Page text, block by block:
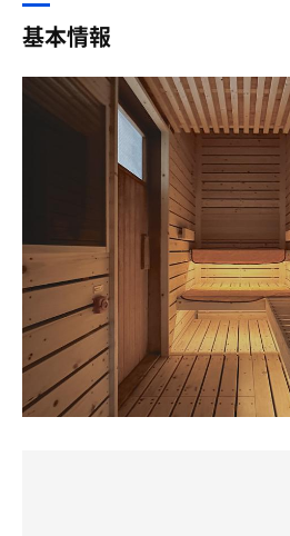
足していたらキンキンに🚰
ゆったり座るとサイコウだった
15時から17時ごろまで小鳥た
ぴー鳴いていて、露天の岩場
園🐦‍⬛🦜🕊️🪽カケスっていう
ーっと飛んできていて、水を
大きかったから、わたしのサ
っと心配だった笑笑
外気温が2度ほどだったので（
けど）寒くて椅子での外気浴
身浴しながら野鳥観察して本当
温泉の泉質はアルカリ泉で無色
しとろみのある温泉で肌ざわ
ツルツルに。すごく個人的に好
あっという間に3時間入ってす
身体洗って高温湯に浸かって「
リしてからサウナへ向かう。
今日は支配人の言葉にテレビ
1セット目、2セット目は他の
たので普段どおりに上段で9分
今日は80℃のカジュアル側サ
オートロウリュが発動してく
ウナ室に向かうタイミングが
やっぱり温度以上に良き熱さ
2セット普段どおりに入って満
ビ集中タイムに。
カジュアル側は脱衣所も同じ
で、脱衣所で映像の内容は把握
でも集中してみたいので3セッ
ビ前に陣取ってゆっくりサウ
映像の内容はタウンニュース
安西先生も山王戦の前に『断固
腹ペコな私は、鶴居の道の駅
そう。メンチカツを食べるため
今日の私はチートDAYだ‼️と、
もちろん2つ。エゾシカ肉バー
やるなら徹底的にだ‼️
そう、何故なら今日の私には
釧路から車で約2時間。初めま
気温が32度もあるぞ？釧路より
やはり内陸は暑いのですね。
入館料800円支払い、いざ7月
◆サウナ
男女日替わりらしい。
基本情報